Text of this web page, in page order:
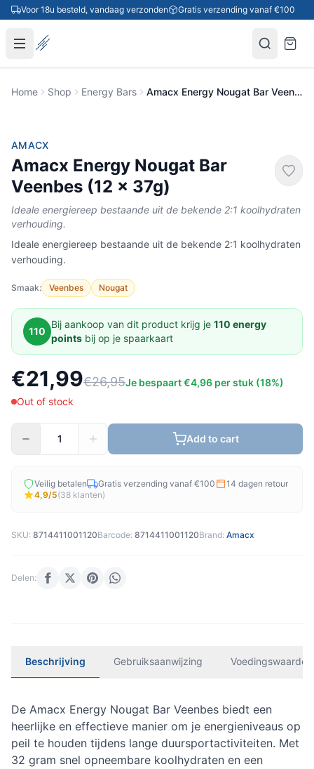
Ga naar inhoud
Voor 18u besteld, vandaag verzonden Gratis verzending vanaf €100
Home Shop Energy Bars Amacx Energy Nougat Bar Veenbes (12 x 37g)
AMACX
Amacx Energy Nougat Bar
Veenbes (12 x 37g)
Ideale energiereep bestaande uit de bekende 2:1 koolhydraten
verhouding.
Ideale energiereep bestaande uit de bekende 2:1 koolhydraten
verhouding.
Smaak: Veenbes Nougat
110
Bij aankoop van dit product krijg je 110 energy
points bij op je spaarkaart
€21,99€26,95Je bespaart €4,96 per stuk (18%)
Out of stock
Add to cart
Veilig betalen Gratis verzending vanaf €100
14 dagen retour
4,9/5(38 klanten)
SKU: 8714411001120Barcode: 8714411001120Brand: Amacx
Delen:
Beschrijving Gebruiksaanwijzing Voedingswaarden
De Amacx Energy Nougat Bar Veenbes biedt een
heerlijke en effectieve manier om je energieniveaus op
peil te houden tijdens lange duursportactiviteiten. Met
32 gram snel opneembare koolhydraten en een